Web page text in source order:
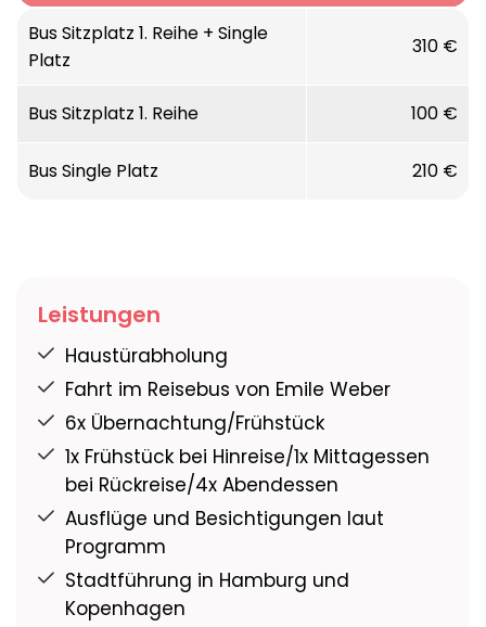
Bus Sitzplatz 1. Reihe + Single
Platz
310 €
Bus Sitzplatz 1. Reihe 100 €
Bus Single Platz 210 €
Leistungen
Haustürabholung
Fahrt im Reisebus von Emile Weber
6x Übernachtung/Frühstück
1x Frühstück bei Hinreise/1x Mittagessen
bei Rückreise/4x Abendessen
Ausflüge und Besichtigungen laut
Programm
Stadtführung in Hamburg und
Kopenhagen